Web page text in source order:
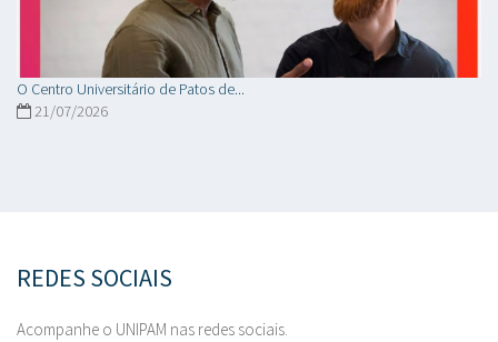
O Centro Universitário de Patos de...
21/07/2026
REDES SOCIAIS
Acompanhe o UNIPAM nas redes sociais.